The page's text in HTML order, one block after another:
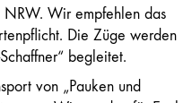
Wir empfehlen das
Die Züge werden
begleitet.
von „Pauken und